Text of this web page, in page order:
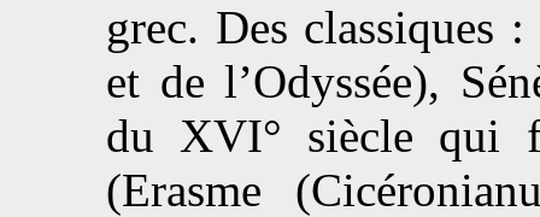
grec. Des classiques
et de l’Odyssée),
du XVI° siècle qui
(Erasme